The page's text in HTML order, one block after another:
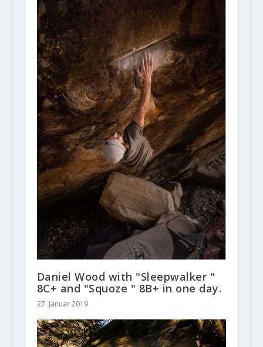
Daniel Wood with "Sleepwalker "
8C+ and "Squoze " 8B+ in one day.
27. Januar 2019